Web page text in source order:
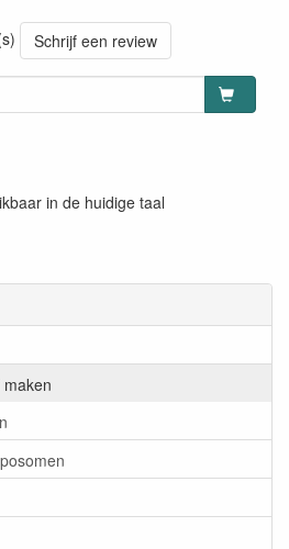
Schrijf een review
in de huidige taal